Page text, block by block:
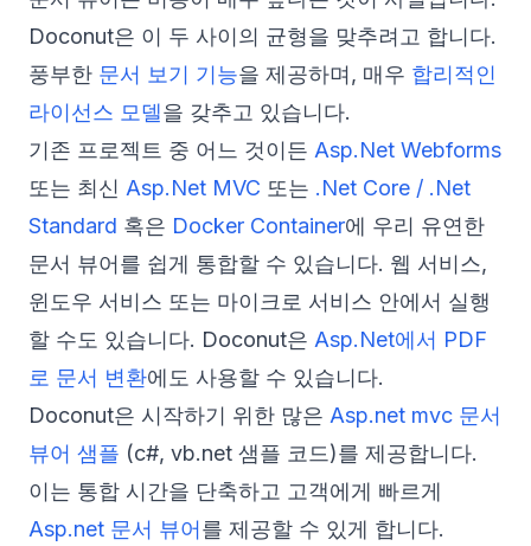
Doconut은 이 두 사이의 균형을 맞추려고 합니다.
풍부한 문서 보기 기능을 제공하며, 매우 합리적인
라이선스 모델을 갖추고 있습니다.
기존 프로젝트 중 어느 것이든 Asp.Net Webforms
또는 최신 Asp.Net MVC 또는 .Net Core / .Net
Standard 혹은 Docker Container에 우리 유연한
문서 뷰어를 쉽게 통합할 수 있습니다. 웹 서비스,
윈도우 서비스 또는 마이크로 서비스 안에서 실행
할 수도 있습니다. Doconut은 Asp.Net에서 PDF
로 문서 변환에도 사용할 수 있습니다.
Doconut은 시작하기 위한 많은 Asp.net mvc 문서
뷰어 샘플 (c#, vb.net 샘플 코드)를 제공합니다.
이는 통합 시간을 단축하고 고객에게 빠르게
Asp.net 문서 뷰어를 제공할 수 있게 합니다.